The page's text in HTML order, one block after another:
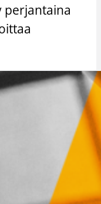
perjantaina